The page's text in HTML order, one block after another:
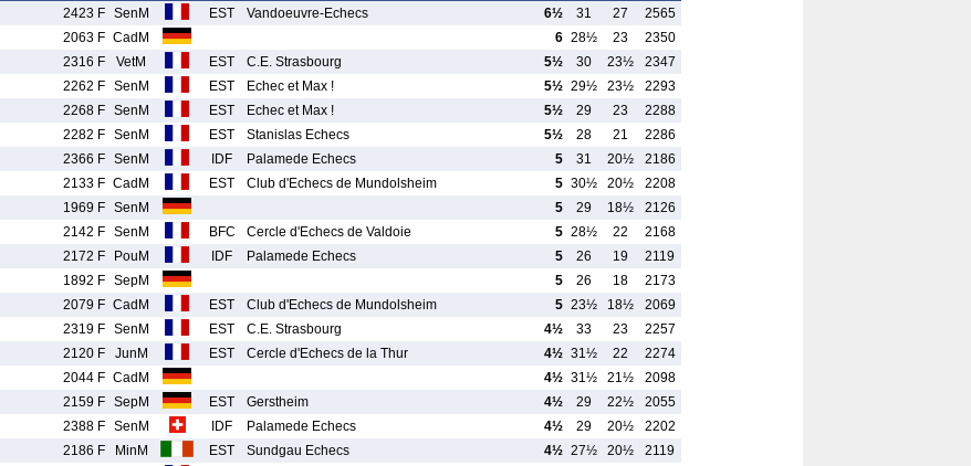
2423 F SenM EST Vandoeuvre-Echecs 6½ 31 27
2565
2063 F CadM 6 28½ 23
2350
2316 F VetM EST C.E. Strasbourg 5½ 30 23½
2347
2262 F SenM EST Echec et Max ! 5½ 29½ 23½
2293
2268 F SenM EST Echec et Max ! 5½ 29 23
2288
2282 F SenM EST Stanislas Echecs 5½ 28 21
2286
2366 F SenM IDF Palamede Echecs 5 31 20½
2186
2133 F CadM EST Club d'Echecs de Mundolsheim 5 30½ 20½
2208
1969 F SenM 5 29 18½
2126
2142 F SenM BFC Cercle d'Echecs de Valdoie 5 28½ 22
2168
2172 F PouM IDF Palamede Echecs 5 26 19
2119
1892 F SepM 5 26 18
2173
2079 F CadM EST Club d'Echecs de Mundolsheim 5 23½ 18½
2069
2319 F SenM EST C.E. Strasbourg 4½ 33 23
2257
2120 F JunM EST Cercle d'Echecs de la Thur 4½ 31½ 22
2274
2044 F CadM 4½ 31½ 21½
2098
2159 F SepM EST Gerstheim 4½ 29 22½
2055
2388 F SenM IDF Palamede Echecs 4½ 29 20½
2202
2186 F MinM EST Sundgau Echecs 4½ 27½ 20½
2119